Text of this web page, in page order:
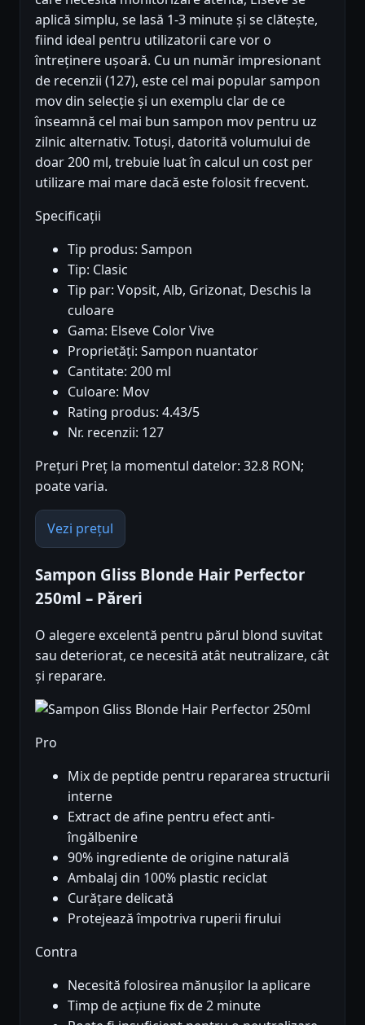
aplică simplu, se lasă 1-3 minute și se clătește,
fiind ideal pentru utilizatorii care vor o
întreținere ușoară. Cu un număr impresionant
de recenzii (127), este cel mai popular sampon
mov din selecție și un exemplu clar de ce
înseamnă cel mai bun sampon mov pentru uz
zilnic alternativ. Totuși, datorită volumului de
doar 200 ml, trebuie luat în calcul un cost per
utilizare mai mare dacă este folosit frecvent.
Specificații
Tip produs: Sampon
Tip: Clasic
Tip par: Vopsit, Alb, Grizonat, Deschis la
culoare
Gama: Elseve Color Vive
Proprietăți: Sampon nuantator
Cantitate: 200 ml
Culoare: Mov
Rating produs: 4.43/5
Nr. recenzii: 127
Prețuri Preț la momentul datelor: 32.8 RON;
poate varia.
Vezi prețul
Sampon Gliss Blonde Hair Perfector
250ml – Păreri
O alegere excelentă pentru părul blond suvitat
sau deteriorat, ce necesită atât neutralizare, cât
și reparare.
Pro
Mix de peptide pentru repararea structurii
interne
Extract de afine pentru efect anti-
îngălbenire
90% ingrediente de origine naturală
Ambalaj din 100% plastic reciclat
Curățare delicată
Protejează împotriva ruperii firului
Contra
Necesită folosirea mănușilor la aplicare
Timp de acțiune fix de 2 minute